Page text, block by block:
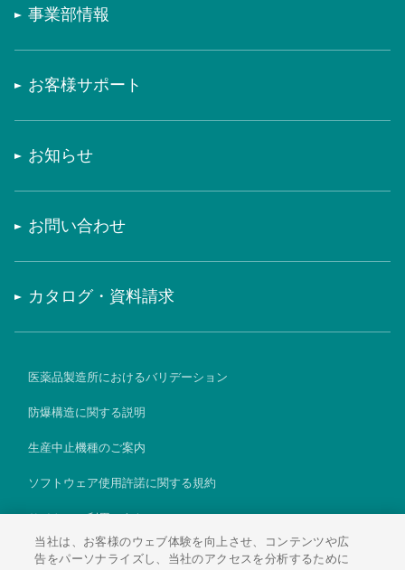
事業部情報
お客様サポート
お知らせ
お問い合わせ
カタログ・資料請求
医薬品製造所におけるバリデーション
防爆構造に関する説明
生産中止機種のご案内
ソフトウェア使用許諾に関する規約
サイトのご利用にあたって
個人情報保護方針
当社は、お客様のウェブ体験を向上させ、コンテンツや広
告をパーソナライズし、当社のアクセスを分析するために